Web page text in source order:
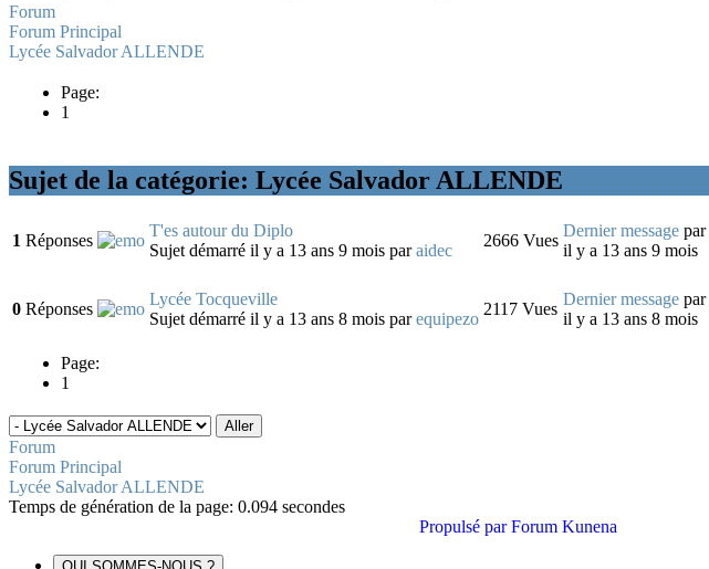
Forum
Forum Principal
Lycée Salvador ALLENDE
Page:
1
Sujet de la catégorie: Lycée Salvador ALLENDE
1 Réponses
T'es autour du Diplo
Sujet démarré il y a 13 ans 9 mois paraidec
2666 Vues
Dernier message par
il y a 13 ans 9 mois
0 Réponses
Lycée Tocqueville
Sujet démarré il y a 13 ans 8 mois parequipezo
2117 Vues
Dernier message par
il y a 13 ans 8 mois
Page:
1
Forum
Forum Principal
Lycée Salvador ALLENDE
Temps de génération de la page: 0.094 secondes
Propulsé par Forum Kunena